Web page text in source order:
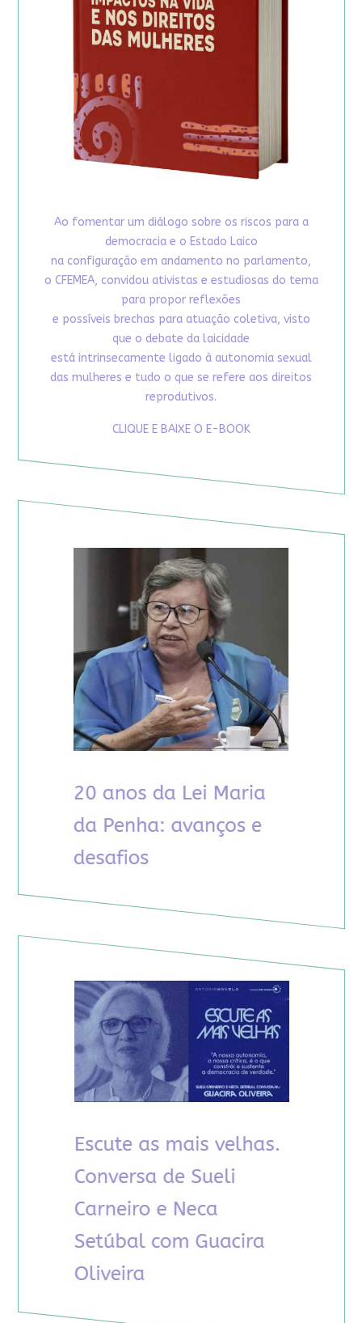
Ao fomentar um diálogo sobre os riscos para a
democracia e o Estado Laico
na configuração em andamento no parlamento,
o CFEMEA, convidou ativistas e estudiosas do tema
para propor reflexões
e possíveis brechas para atuação coletiva, visto
que o debate da laicidade
está intrinsecamente ligado à autonomia sexual
das mulheres e tudo o que se refere aos direitos
reprodutivos.
CLIQUE E BAIXE O E-BOOK